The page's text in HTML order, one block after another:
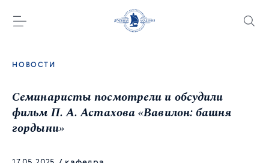
НОВОСТИ
Семинаристы посмотрели и обсудили
фильм П. А. Астахова «Вавилон: башня
гордыни»